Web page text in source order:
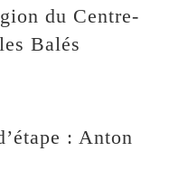
du Centre-
Balés
: Anton